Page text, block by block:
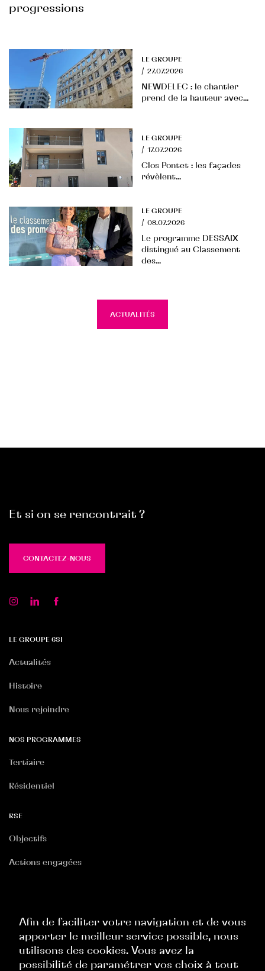
progressions
LE GROUPE
/ 27.07.2026
NEWDELEC : le chantier
prend de la hauteur avec...
LE GROUPE
/ 17.07.2026
Clos Pontet : les façades
révèlent...
LE GROUPE
/ 08.07.2026
Le programme DESSAIX
distingué au Classement
des...
ACTUALITÉS
Et si on se rencontrait ?
CONTACTEZ-NOUS
LE GROUPE 6SI
Actualités
Histoire
Nous rejoindre
NOS PROGRAMMES
Tertiaire
Résidentiel
RSE
Objectifs
Actions engagées
Politique Commerciale
Politique Ressources Humaines
Afin de faciliter votre navigation et de vous
apporter le meilleur service possible, nous
utilisons des cookies. Vous avez la
possibilité de paramétrer vos choix à tout